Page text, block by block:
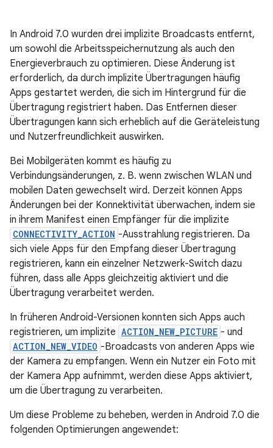
In Android 7.0 wurden drei implizite Broadcasts entfernt,
um sowohl die Arbeitsspeichernutzung als auch den
Energieverbrauch zu optimieren. Diese Änderung ist
erforderlich, da durch implizite Übertragungen häufig
Apps gestartet werden, die sich im Hintergrund für die
Übertragung registriert haben. Das Entfernen dieser
Übertragungen kann sich erheblich auf die Geräteleistung
und Nutzerfreundlichkeit auswirken.
Bei Mobilgeräten kommt es häufig zu
Verbindungsänderungen, z. B. wenn zwischen WLAN und
mobilen Daten gewechselt wird. Derzeit können Apps
Änderungen bei der Konnektivität überwachen, indem sie
in ihrem Manifest einen Empfänger für die implizite
CONNECTIVITY_ACTION -Ausstrahlung registrieren. Da
sich viele Apps für den Empfang dieser Übertragung
registrieren, kann ein einzelner Netzwerk-Switch dazu
führen, dass alle Apps gleichzeitig aktiviert und die
Übertragung verarbeitet werden.
In früheren Android-Versionen konnten sich Apps auch
registrieren, um implizite ACTION_NEW_PICTURE - und
ACTION_NEW_VIDEO -Broadcasts von anderen Apps wie
der Kamera zu empfangen. Wenn ein Nutzer ein Foto mit
der Kamera App aufnimmt, werden diese Apps aktiviert,
um die Übertragung zu verarbeiten.
Um diese Probleme zu beheben, werden in Android 7.0 die
folgenden Optimierungen angewendet: